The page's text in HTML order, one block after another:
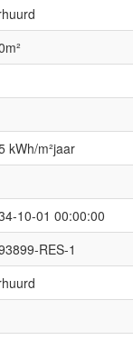
kWh/m²jaar
10-01 00:00:00
RES-1